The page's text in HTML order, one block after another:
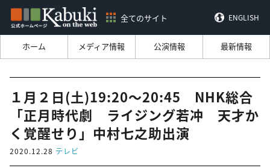
全てのサイト ENGLISH
ホーム メディア情報 公演情報 最新情報
１月２日(土)19:20～20:45 NHK総合
「正月時代劇 ライジング若冲 天才か
く覚醒せり」中村七之助出演
2020.12.28 テレビ